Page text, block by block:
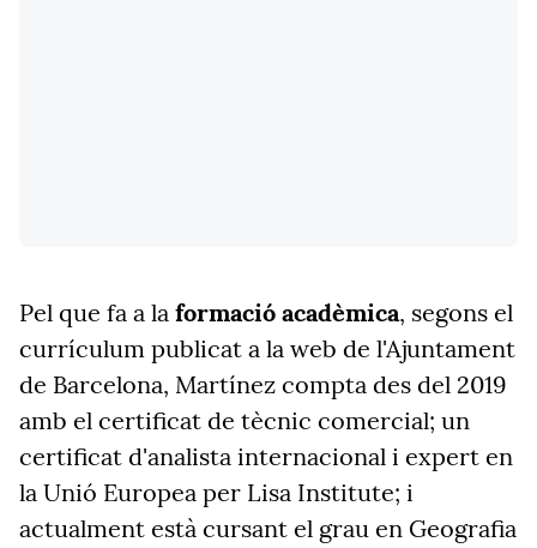
Pel que fa a la formació acadèmica, segons el
currículum publicat a la web de l'Ajuntament
de Barcelona, Martínez compta des del 2019
amb el certificat de tècnic comercial; un
certificat d'analista internacional i expert en
la Unió Europea per Lisa Institute; i
actualment està cursant el grau en Geografia